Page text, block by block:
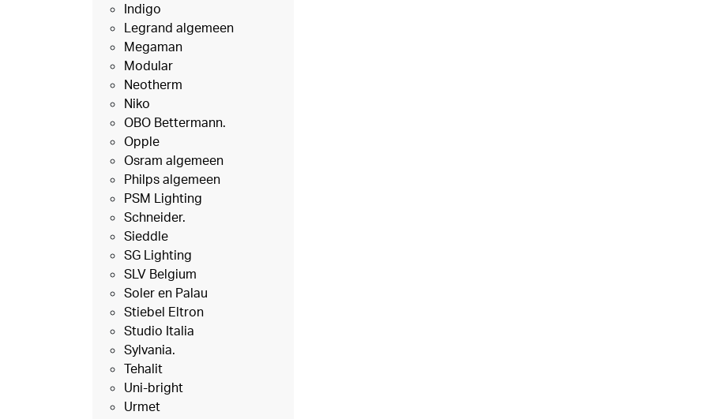
Indigo
Legrand algemeen
Megaman
Modular
Neotherm
Niko
OBO Bettermann.
Opple
Osram algemeen
Philps algemeen
PSM Lighting
Schneider.
Sieddle
SG Lighting
SLV Belgium
Soler en Palau
Stiebel Eltron
Studio Italia
Sylvania.
Tehalit
Uni-bright
Urmet